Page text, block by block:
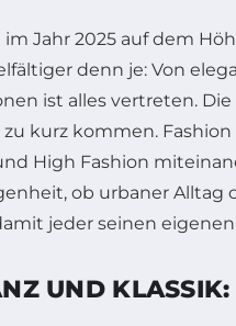
Jahr 2025 auf dem
denn je: Von
ist alles vertreten.
kurz kommen.
High Fashion
ob urbaner
jeder seinen
UND